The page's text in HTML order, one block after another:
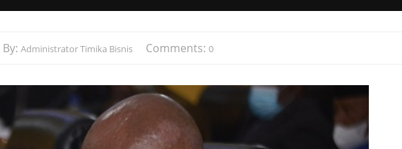
Administrator Timika Bisnis Comments: 0